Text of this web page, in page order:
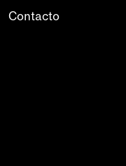
Contacto